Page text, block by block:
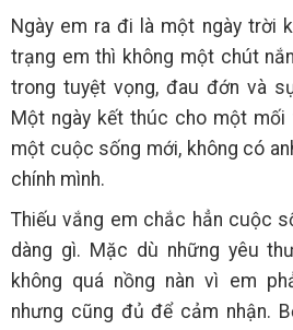
Ngày em ra đi là một ngày trời
trạng em thì không một chút
trong tuyệt vọng, đau đớn và
Một ngày kết thúc cho một
một cuộc sống mới, không có
chính mình.
Thiếu vắng em chắc hẳn cuộc
dàng gì. Mặc dù những yêu
không quá nồng nàn vì em
nhưng cũng đủ để cảm nhận.